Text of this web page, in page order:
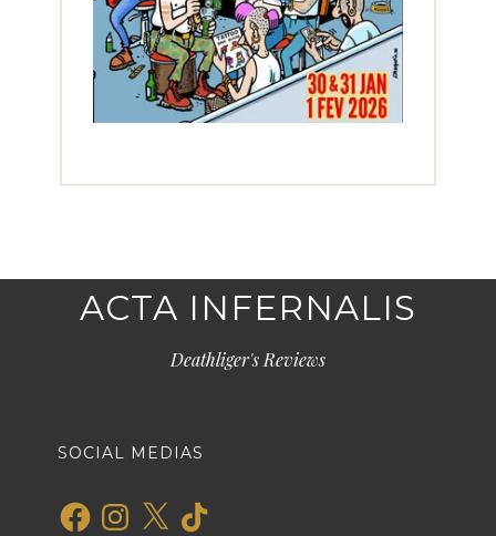
ACTA INFERNALIS
Deathliger's Reviews
SOCIAL MEDIAS
FacebookInstagram
X TikTok